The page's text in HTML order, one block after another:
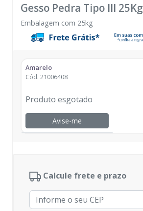
Gesso Pedra Tipo III 25Kg
Embalagem com 25kg
Amarelo
Cód. 21006408
Produto esgotado
Avise-me
Calcule frete e prazo